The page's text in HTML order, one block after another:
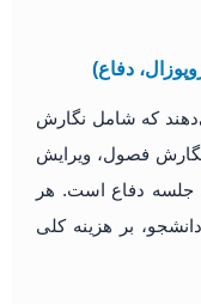
که شامل نگارش
نگارش فصول، ویرایش
جلسه دفاع است. هر
بر هزینه کلی